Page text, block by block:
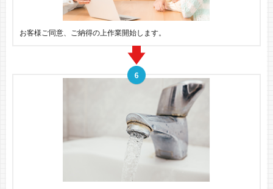
お客様ご同意、ご納得の上作業開始します。